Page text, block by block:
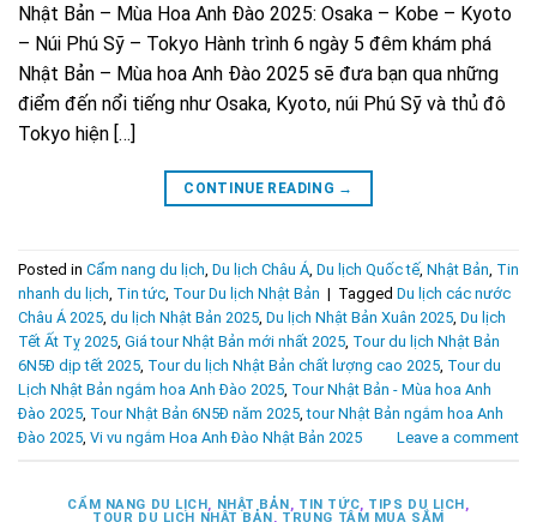
Nhật Bản – Mùa Hoa Anh Đào 2025: Osaka – Kobe – Kyoto
– Núi Phú Sỹ – Tokyo Hành trình 6 ngày 5 đêm khám phá
Nhật Bản – Mùa hoa Anh Đào 2025 sẽ đưa bạn qua những
điểm đến nổi tiếng như Osaka, Kyoto, núi Phú Sỹ và thủ đô
Tokyo hiện […]
CONTINUE READING →
Posted in Cẩm nang du lịch, Du lịch Châu Á, Du lịch Quốc tế, Nhật Bản, Tin
nhanh du lịch, Tin tức, Tour Du lịch Nhật Bản | Tagged Du lịch các nước
Châu Á 2025, du lịch Nhật Bản 2025, Du lịch Nhật Bản Xuân 2025, Du lịch
Tết Ất Tỵ 2025, Giá tour Nhật Bản mới nhất 2025, Tour du lịch Nhật Bản
6N5Đ dịp tết 2025, Tour du lịch Nhật Bản chất lượng cao 2025, Tour du
Lịch Nhật Bản ngắm hoa Anh Đào 2025, Tour Nhật Bản - Mùa hoa Anh
Đào 2025, Tour Nhật Bản 6N5Đ năm 2025,tour Nhật Bản ngắm hoa Anh
Đào 2025, Vi vu ngắm Hoa Anh Đào Nhật Bản 2025 Leave a comment
CẨM NANG DU LỊCH, NHẬT BẢN, TIN TỨC, TIPS DU LỊCH,
TOUR DU LỊCH NHẬT BẢN, TRUNG TÂM MUA SẮM